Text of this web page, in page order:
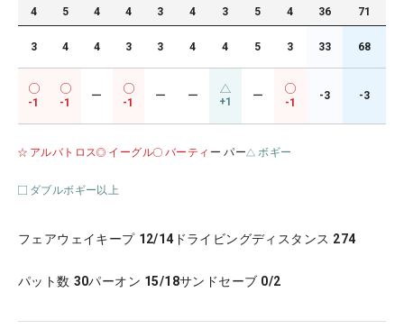
4 5 4 4 3 4 3 5 4 36 71
3 4 4 3 3 4 4 5 3 33 68
-1 -1
ー
-1
ー ー +1 ー
-1
-3 -3
アルバトロス イーグル バーティ ー パー ボギー
ダブルボギー以上
フェアウェイキープ 12/14 ドライビングディスタンス 274
パット数 30パーオン 15/18サンドセーブ 0/2